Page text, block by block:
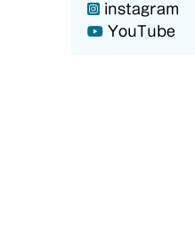
instagram
YouTube